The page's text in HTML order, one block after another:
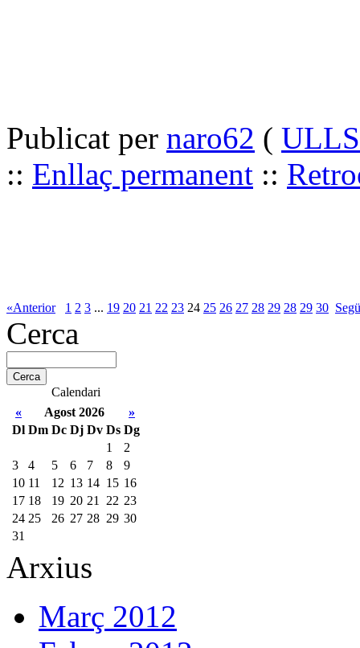
Publicat per naro62 (
:: Enllaç permanent ::
«Anterior 1 2 3 ... 19 20 21 22 23 24 25 26 27 28 29 28 29 30
Cerca
Calendari
«
Agost 2026
»
Dl Dm Dc Dj Dv Ds Dg
1
2
3
4 5 6 7 8
9
10 11 12 13 14 15 16
17 18 19 20 21 22 23
24 25 26 27 28 29 30
31
Arxius
Març 2012